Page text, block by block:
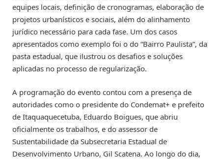
equipes locais, definição de cronogramas, elaboração de
projetos urbanísticos e sociais, além do alinhamento
jurídico necessário para cada fase. Um dos casos
apresentados como exemplo foi o do “Bairro Paulista”, da
pasta estadual, que ilustrou os desafios e soluções
aplicadas no processo de regularização.
A programação do evento contou com a presença de
autoridades como o presidente do Condemat+ e prefeito
de Itaquaquecetuba, Eduardo Boigues, que abriu
oficialmente os trabalhos, e do assessor de
Sustentabilidade da Subsecretaria Estadual de
Desenvolvimento Urbano, Gil Scatena. Ao longo do dia,